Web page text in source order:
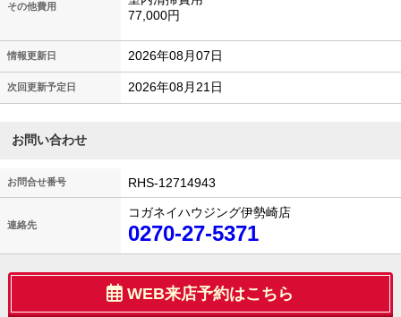
その他費用
77,000円
情報更新日 2026年08月07日
次回更新予定日 2026年08月21日
お問い合わせ
お問合せ番号 RHS-12714943
連絡先
コガネイハウジング伊勢崎店
0270-27-5371
WEB来店予約はこちら